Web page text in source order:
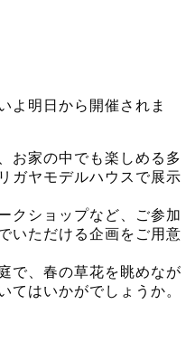
よ明日から開催されま
お家の中でも楽しめる多
ガヤモデルハウスで展示
クショップなど、ご参加
いただける企画をご用意
で、春の草花を眺めなが
てはいかがでしょうか。